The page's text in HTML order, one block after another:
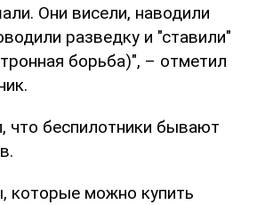
Они висели, наводили
разведку и "ставили"
борьба)", – отметил
что беспилотники бывают
которые можно купить